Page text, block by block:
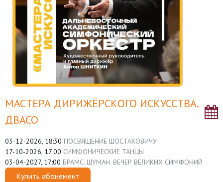
МАСТЕРА ДИРИЖЁРСКОГО ИСКУССТВА.
ДВАСО
03-12-2026, 18:30 ПОСВЯЩЕНИЕ ШОСТАКОВИЧУ
17-10-2026, 17:00 СИМФОНИЧЕСКИЕ ТАНЦЫ
03-04-2027, 17:00 БРАМС. ШУМАН. ВЕЧЕР ВЕЛИКИХ СИМФОНИЙ
Купить абонемент